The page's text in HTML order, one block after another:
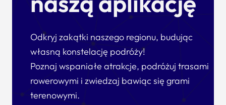
Odkryj zakątki naszego regionu, budując
własną konstelację podróży!
Poznaj wspaniałe atrakcje, podróżuj trasami
rowerowymi i zwiedzaj bawiąc się grami
terenowymi.